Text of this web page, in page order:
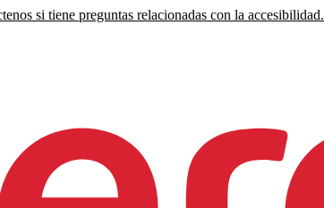
si tiene preguntas relacionadas con la accesibilidad.